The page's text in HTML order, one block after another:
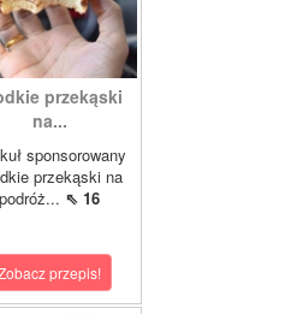
przekąski
na...
sponsorowany
przekąski na
podróż... ⇖ 16
przepis!